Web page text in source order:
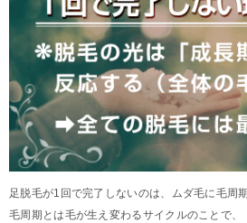
足脱毛が1回で完了しないのは、ムダ毛に毛周
毛周期とは毛が生え変わるサイクルのことで